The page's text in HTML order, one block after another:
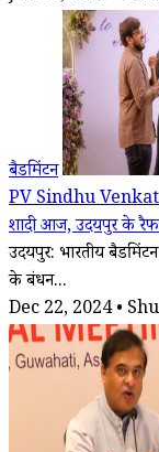
बैडमिंटन
PV Sindhu
शादी आज, उदयपुर के
उदयपुर: भारतीय
के बंधन...
Dec 22, 2024 •